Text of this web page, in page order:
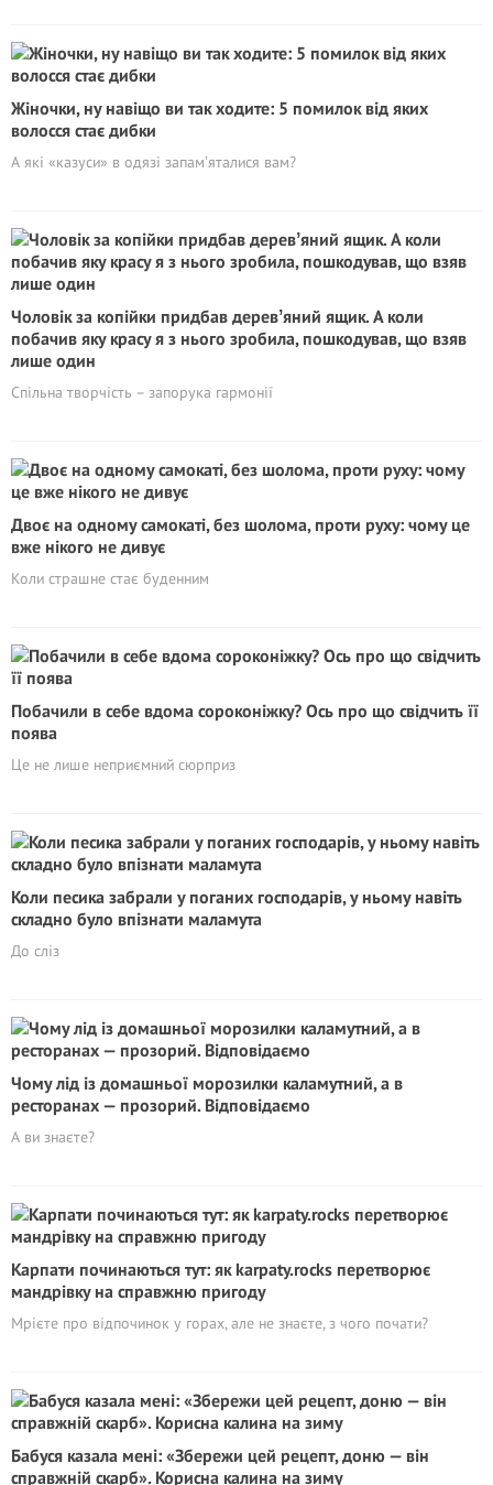
Жіночки, ну навіщо ви так ходите: 5 помилок від яких
волосся стає дибки
А які «казуси» в одязі запамʼяталися вам?
Чоловік за копійки придбав деревʼяний ящик. А коли
побачив яку красу я з нього зробила, пошкодував, що взяв
лише один
Спільна творчість – запорука гармонії
Двоє на одному самокаті, без шолома, проти руху: чому це
вже нікого не дивує
Коли страшне стає буденним
Побачили в себе вдома сороконіжку? Ось про що свідчить її
поява
Це не лише неприємний сюрприз
Коли песика забрали у поганих господарів, у ньому навіть
складно було впізнати маламута
До сліз
Чому лід із домашньої морозилки каламутний, а в
ресторанах — прозорий. Відповідаємо
А ви знаєте?
Карпати починаються тут: як karpaty.rocks перетворює
мандрівку на справжню пригоду
Мрієте про відпочинок у горах, але не знаєте, з чого почати?
Бабуся казала мені: «Збережи цей рецепт, доню — він
справжній скарб». Корисна калина на зиму